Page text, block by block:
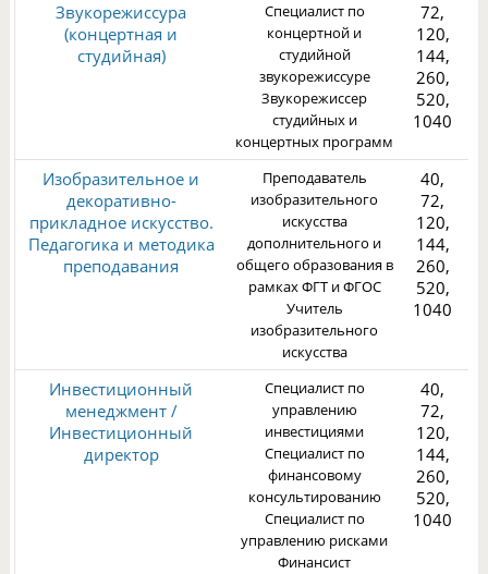
Звукорежиссура
(концертная и
студийная)
Специалист по
концертной и
студийной
звукорежиссуре
Звукорежиссер
студийных и
концертных программ
72,
120,
144,
260,
520,
1040
Изобразительное и
декоративно-
прикладное искусство.
Педагогика и методика
преподавания
Преподаватель
изобразительного
искусства
дополнительного и
общего образования в
рамках ФГТ и ФГОС
Учитель
изобразительного
искусства
40,
72,
120,
144,
260,
520,
1040
Инвестиционный
менеджмент /
Инвестиционный
директор
Специалист по
управлению
инвестициями
Специалист по
финансовому
консультированию
Специалист по
управлению рисками
Финансист
40,
72,
120,
144,
260,
520,
1040